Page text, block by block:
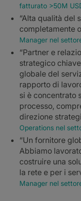
fatturato >50M
“Alta qualità del
completamente
Manager nel
“Partner e
strategico
globale del
rapporto di
si è concentrato
processo,
direzione
Operations nel
“Un fornitore
Abbiamo
costruire una
la rete e per i
Manager nel